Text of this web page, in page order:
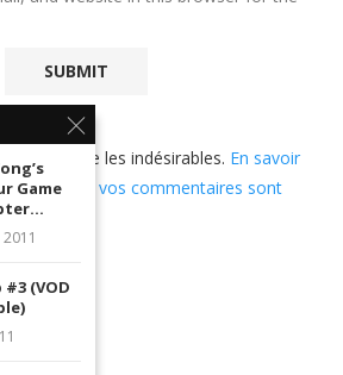
réduire les indésirables. En savoir
de vos commentaires sont
Game
(VOD